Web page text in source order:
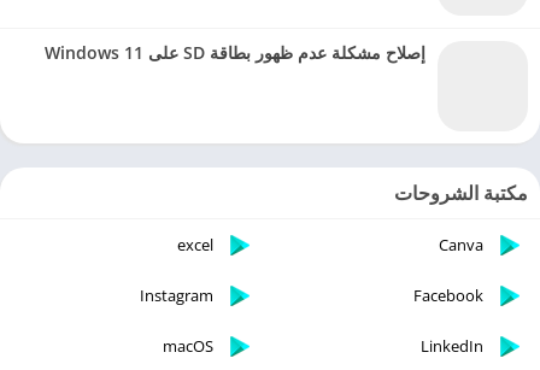
إصلاح مشكلة عدم ظهور بطاقة SD على Windows 11
مكتبة الشروحات
Canva
excel
Facebook
Instagram
LinkedIn
macOS